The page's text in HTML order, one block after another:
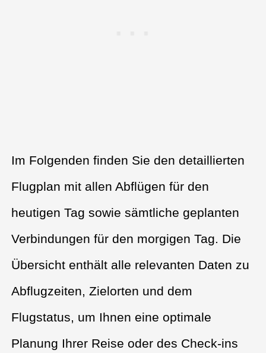
Im Folgenden finden Sie den detaillierten
Flugplan mit allen Abflügen für den
heutigen Tag sowie sämtliche geplanten
Verbindungen für den morgigen Tag. Die
Übersicht enthält alle relevanten Daten zu
Abflugzeiten, Zielorten und dem
Flugstatus, um Ihnen eine optimale
Planung Ihrer Reise oder des Check-ins